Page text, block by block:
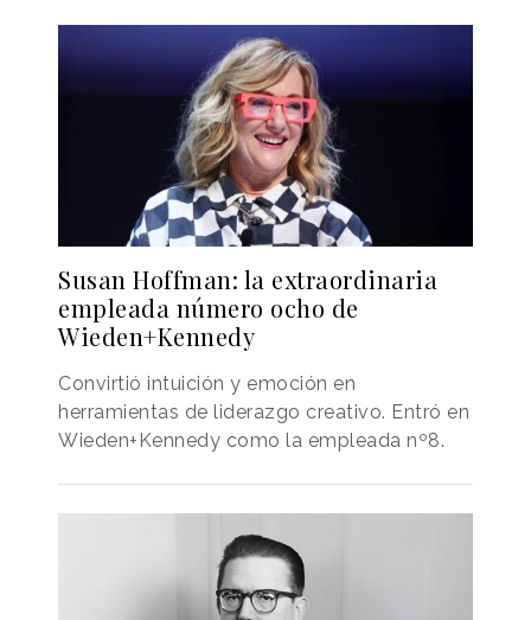
Susan Hoffman: la extraordinaria
empleada número ocho de
Wieden+Kennedy
Convirtió intuición y emoción en
herramientas de liderazgo creativo. Entró en
Wieden+Kennedy como la empleada nº8.